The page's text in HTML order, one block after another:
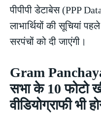
पीपीपी डेटाबेस (PPP
लाभार्थियों की सूचियां
सरपंचों को दी जाएंगी।
Gram
सभा के 10 फोटो
वीडियोग्राफी भी